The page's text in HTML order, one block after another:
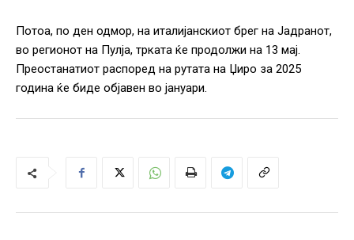
Потоа, по ден одмор, на италијанскиот брег на Јадранот,
во регионот на Пулја, трката ќе продолжи на 13 мај.
Преостанатиот распоред на рутата на Џиро за 2025
година ќе биде објавен во јануари.